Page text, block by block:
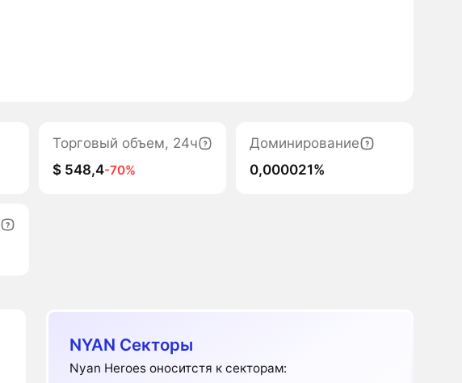
Торговый объем, 24ч
$ 548,4-70%
Доминирование
0,000021%
NYAN Секторы
Nyan Heroes оноситстя к секторам: